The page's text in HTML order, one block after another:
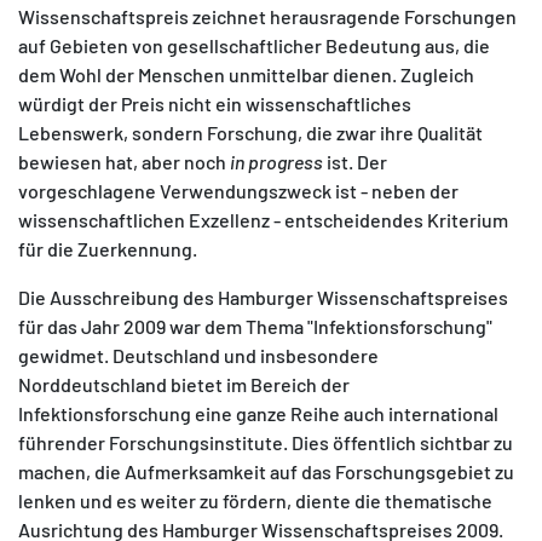
Wissenschaftspreis zeichnet herausragende Forschungen
auf Gebieten von gesellschaftlicher Bedeutung aus, die
dem Wohl der Menschen unmittelbar dienen. Zugleich
würdigt der Preis nicht ein wissenschaftliches
Lebenswerk, sondern Forschung, die zwar ihre Qualität
bewiesen hat, aber noch in progress ist. Der
vorgeschlagene Verwendungszweck ist - neben der
wissenschaftlichen Exzellenz - entscheidendes Kriterium
für die Zuerkennung.
Die Ausschreibung des Hamburger Wissenschaftspreises
für das Jahr 2009 war dem Thema "Infektionsforschung"
gewidmet. Deutschland und insbesondere
Norddeutschland bietet im Bereich der
Infektionsforschung eine ganze Reihe auch international
führender Forschungsinstitute. Dies öffentlich sichtbar zu
machen, die Aufmerksamkeit auf das Forschungsgebiet zu
lenken und es weiter zu fördern, diente die thematische
Ausrichtung des Hamburger Wissenschaftspreises 2009.